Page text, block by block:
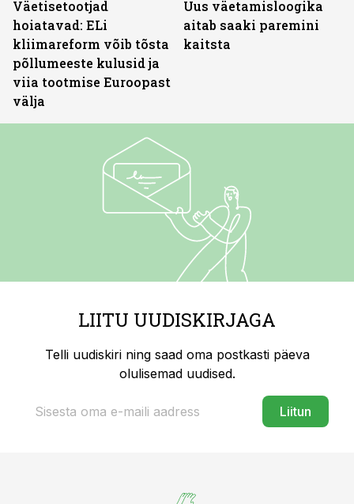
Väetisetootjad
hoiatavad: ELi
kliimareform võib tõsta
põllumeeste kulusid ja
viia tootmise Euroopast
välja
Uus väetamisloogika
aitab saaki paremini
kaitsta
LIITU UUDISKIRJAGA
Telli uudiskiri ning saad oma postkasti päeva
olulisemad uudised.
Liitun